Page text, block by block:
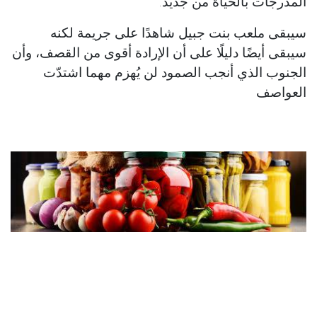
سيبقى ملعب بنت جبيل شاهدًا على جريمة لكنه
سيبقى أيضًا دليلًا على أن الإرادة أقوى من القصف، وأن
الجنوب الذي أنجب الصمود لن يُهزم مهما اشتدّت
العواصف